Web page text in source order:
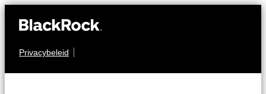
Privacybeleid
OBLIGATIES